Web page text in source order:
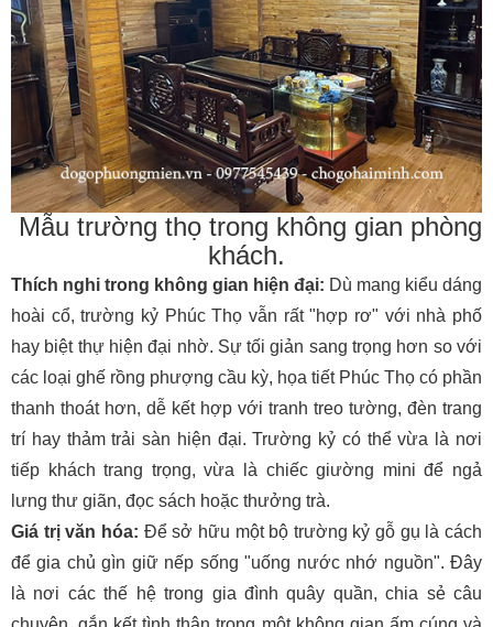
Mẫu trường thọ trong không gian phòng
khách.
Thích nghi trong không gian hiện đại: Dù mang kiểu dáng
hoài cổ, trường kỷ Phúc Thọ vẫn rất "hợp rơ" với nhà phố
hay biệt thự hiện đại nhờ. Sự tối giản sang trọng hơn so với
các loại ghế rồng phượng cầu kỳ, họa tiết Phúc Thọ có phần
thanh thoát hơn, dễ kết hợp với tranh treo tường, đèn trang
trí hay thảm trải sàn hiện đại. Trường kỷ có thể vừa là nơi
tiếp khách trang trọng, vừa là chiếc giường mini để ngả
lưng thư giãn, đọc sách hoặc thưởng trà.
Giá trị văn hóa: Để sở hữu một bộ trường kỷ gỗ gụ là cách
để gia chủ gìn giữ nếp sống "uống nước nhớ nguồn". Đây
là nơi các thế hệ trong gia đình quây quần, chia sẻ câu